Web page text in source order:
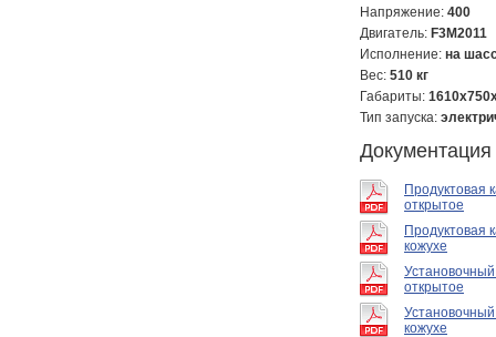
Напряжение: 400
Двигатель: F3M2011
Исполнение: на
Вес: 510 кг
Габариты:
Тип запуска:
Документация
Продуктовая
открытое
Продуктовая
кожухе
открытое
кожухе